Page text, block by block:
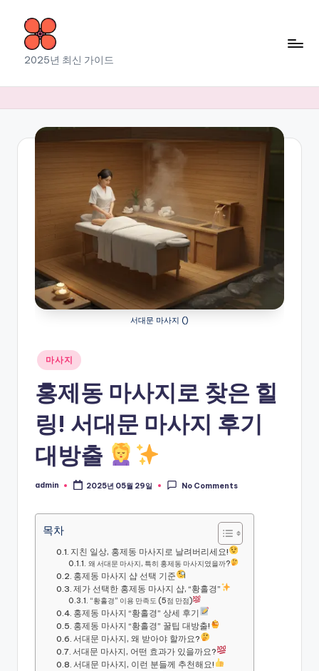
content
소
라
출
장
2025년 최신 가이드
서대문 마사지 ()
Posted
in
마사지
홍제동 마사지로 찾은 힐
링! 서대문 마사지 후기
대방출
Posted
admin 2025년 05월 29일 No Comments
목차
지친 일상, 홍제동 마사지로 날려버리세요!
왜 서대문 마사지, 특히 홍제동 마사지였을까?
홍제동 마사지 샵 선택 기준
제가 선택한 홍제동 마사지 샵, “황홀경”
“황홀경” 이용 만족도 (5점 만점)
홍제동 마사지 “황홀경” 상세 후기
홍제동 마사지 “황홀경” 꿀팁 대방출!
서대문 마사지, 왜 받아야 할까요?
서대문 마사지, 어떤 효과가 있을까요?
서대문 마사지, 이런 분들께 추천해요!